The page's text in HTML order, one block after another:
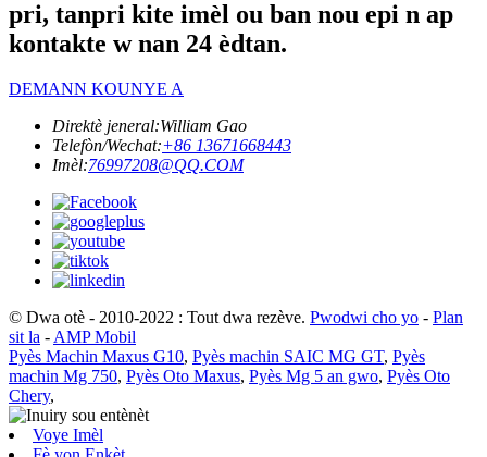
pri, tanpri kite imèl ou ban nou epi n ap
kontakte w nan 24 èdtan.
DEMANN KOUNYE A
Direktè jeneral:William Gao
Telefòn/Wechat:+86 13671668443
Imèl:76997208@QQ.COM
© Dwa otè - 2010-2022 : Tout dwa rezève. Pwodwi cho yo - Plan
sit la -AMP Mobil
Pyès Machin Maxus G10, Pyès machin SAIC MG GT, Pyès
machin Mg 750, Pyès Oto Maxus, Pyès Mg 5 an gwo, Pyès Oto
Chery,
Voye Imèl